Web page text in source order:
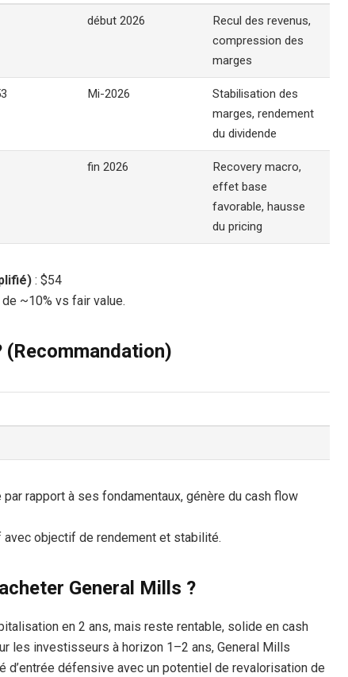
début 2026
Recul des revenus,
compression des
marges
Mi-2026
Stabilisation des
marges, rendement
du dividende
fin 2026
Recovery macro,
effet base
favorable, hausse
du pricing
: $54
~10% vs fair value.
(Recommandation)
rapport à ses fondamentaux, génère du cash flow
objectif de rendement et stabilité.
General Mills ?
en 2 ans, mais reste rentable, solide en cash
les investisseurs à horizon 1–2 ans, General Mills
d’entrée défensive avec un potentiel de revalorisation de